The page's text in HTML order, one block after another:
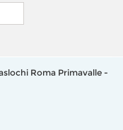
Roma Primavalle -